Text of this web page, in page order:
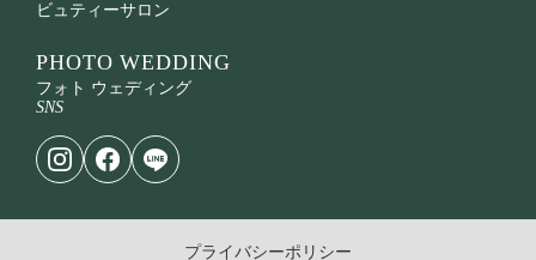
ビュティーサロン
PHOTO WEDDING
フォト ウェディング
SNS
プライバシーポリシー